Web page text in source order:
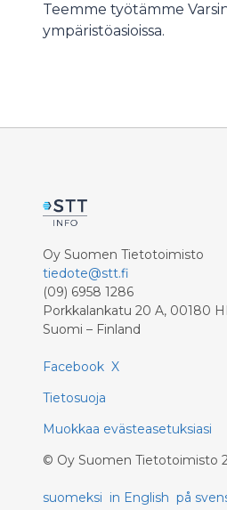
Teemme työtämme
ympäristöasioissa.
Oy Suomen Tietotoimisto
tiedote@stt.fi
(09) 6958 1286
Porkkalankatu 20 A, 00180
Suomi – Finland
Facebook X
Tietosuoja
Muokkaa evästeasetuksiasi
© Oy Suomen Tietotoimisto
suomeksi in English på